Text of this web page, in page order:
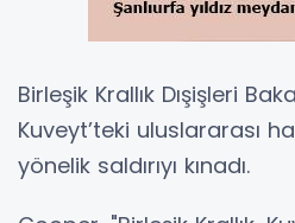
Birleşik Krallık Dışişleri
Kuveyt’teki uluslararası
yönelik saldırıyı kınadı.